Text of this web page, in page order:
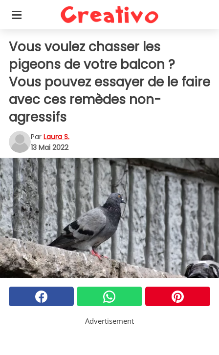
Vous voulez chasser les
pigeons de votre balcon ?
Vous pouvez essayer de le faire
avec ces remèdes non-
agressifs
Par Laura S.
13 Mai 2022
Advertisement